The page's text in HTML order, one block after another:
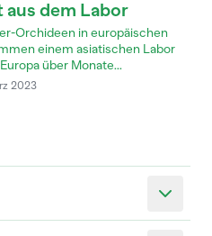
dem Labor
Orchideen in europäischen
einem asiatischen Labor
über Monate...
2023